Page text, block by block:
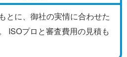
とに、御社の実情に合わせた
ISOプロと審査費用の見積も